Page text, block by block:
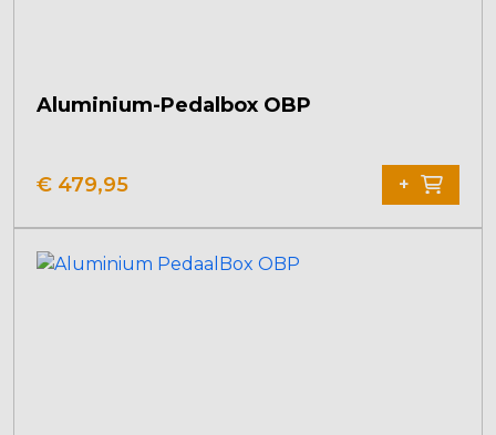
Aluminium-Pedalbox OBP
€ 479,95 +